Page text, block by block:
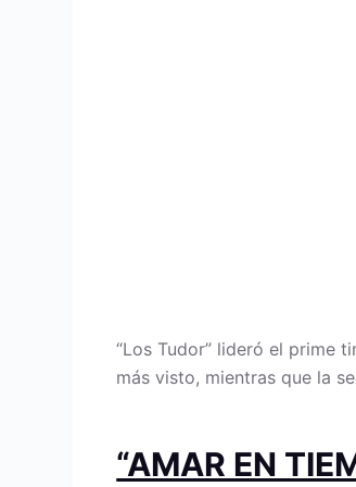
“Los Tudor” lideró el prime
más visto, mientras que la
“AMAR EN